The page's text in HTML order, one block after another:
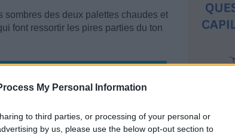
My Personal Information
to third parties, or processing of your personal or
by us, please use the below opt-out section to
des deux palettes chaudes et
font ressortir les pires parties du ton